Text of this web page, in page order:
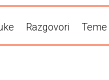
Razgovori Teme